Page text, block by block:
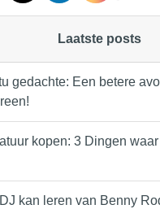
Laatste posts
gedachte: Een betere
kopen: 3 Dingen
kan leren van Benny